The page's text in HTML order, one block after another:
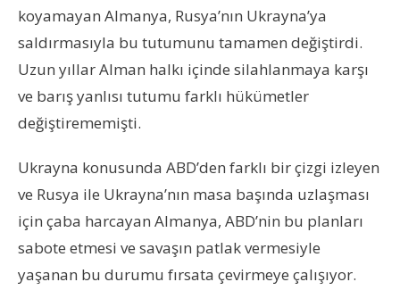
koyamayan Almanya, Rusya’nın Ukrayna’ya
saldırmasıyla bu tutumunu tamamen değiştirdi.
Uzun yıllar Alman halkı içinde silahlanmaya karşı
ve barış yanlısı tutumu farklı hükümetler
değiştirememişti.
Ukrayna konusunda ABD’den farklı bir çizgi izleyen
ve Rusya ile Ukrayna’nın masa başında uzlaşması
için çaba harcayan Almanya, ABD’nin bu planları
sabote etmesi ve savaşın patlak vermesiyle
yaşanan bu durumu fırsata çevirmeye çalışıyor.